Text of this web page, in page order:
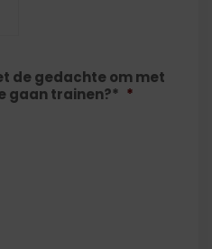
de gedachte om met
gaan trainen?* *